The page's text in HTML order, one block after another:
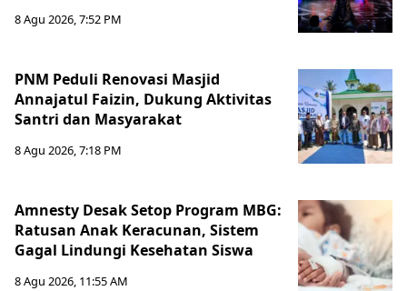
8 Agu 2026, 7:52 PM
PNM Peduli Renovasi Masjid
Annajatul Faizin, Dukung Aktivitas
Santri dan Masyarakat
8 Agu 2026, 7:18 PM
Amnesty Desak Setop Program MBG:
Ratusan Anak Keracunan, Sistem
Gagal Lindungi Kesehatan Siswa
8 Agu 2026, 11:55 AM